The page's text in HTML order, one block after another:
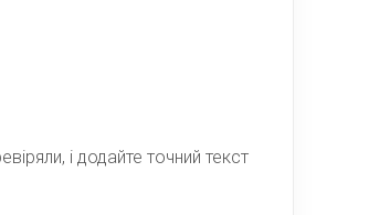
і додайте точний текст